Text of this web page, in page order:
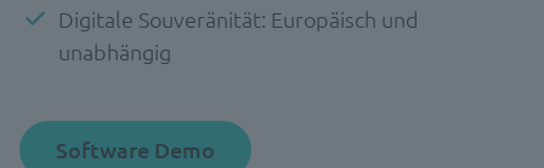
Digitale Souveränität: Europäisch und
unabhängig
Software Demo